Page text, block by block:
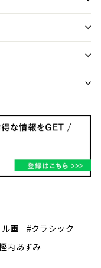
画
#クラシック
内あずみ